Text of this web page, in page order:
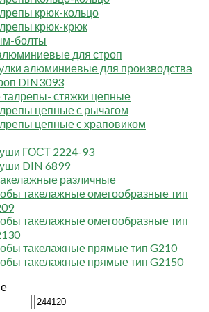
крюк-кольцо
крюк-крюк
болты
для строп
алюминиевые для производства
DIN3093
стяжки цепные
цепные с рычагом
цепные с храповиком
ГОСТ 2224-93
DIN 6899
различные
такелажные омегообразные тип
такелажные омегообразные тип
такелажные прямые тип G210
такелажные прямые тип G2150
Максимальная